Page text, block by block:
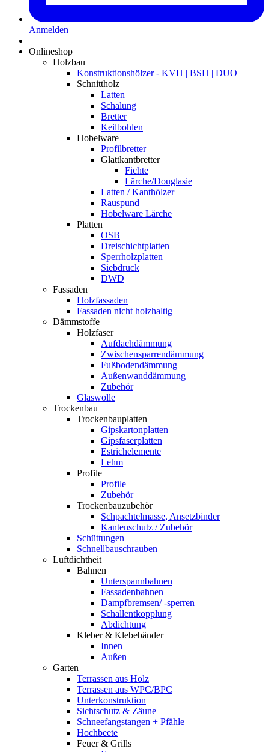
Anmelden
Onlineshop
Holzbau
Konstruktionshölzer - KVH | BSH | DUO
Schnittholz
Latten
Schalung
Bretter
Keilbohlen
Hobelware
Profilbretter
Glattkantbretter
Fichte
Lärche/Douglasie
Latten / Kanthölzer
Rauspund
Hobelware Lärche
Platten
OSB
Dreischichtplatten
Sperrholzplatten
Siebdruck
DWD
Fassaden
Holzfassaden
Fassaden nicht holzhaltig
Dämmstoffe
Holzfaser
Aufdachdämmung
Zwischensparrendämmung
Fußbodendämmung
Außenwanddämmung
Zubehör
Glaswolle
Trockenbau
Trockenbauplatten
Gipskartonplatten
Gipsfaserplatten
Estrichelemente
Lehm
Profile
Profile
Zubehör
Trockenbauzubehör
Schpachtelmasse, Ansetzbinder
Kantenschutz / Zubehör
Schüttungen
Schnellbauschrauben
Luftdichtheit
Bahnen
Unterspannbahnen
Fassadenbahnen
Dampfbremsen/ -sperren
Schallentkopplung
Abdichtung
Kleber & Klebebänder
Innen
Außen
Garten
Terrassen aus Holz
Terrassen aus WPC/BPC
Unterkonstruktion
Sichtschutz & Zäune
Schneefangstangen + Pfähle
Hochbeete
Feuer & Grills